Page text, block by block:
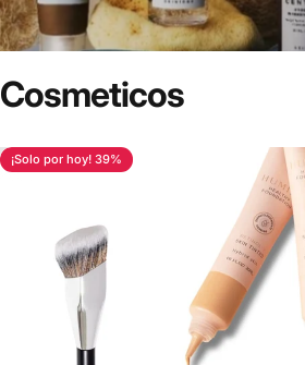
Cosmeticos
¡Solo por hoy! 39%